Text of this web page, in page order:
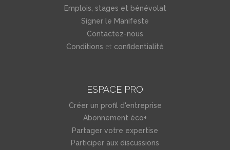
Emplois, stages et bénévolat
Signer le Manifeste
Contactez-nous
Conditions et confidentialité
ESPACE PRO
Créer un profil d'entreprise
Abonnement éco+
Partager votre expertise
Participer aux discussions